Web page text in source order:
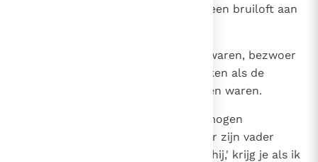
Daarna richtte hij voor het paar een bruiloft aan
Voordat de bruidsdagen voorbij waren, bezwoer
Raguël Tobias om pas te vertrekken als de
veertien bruiloftsdagen verstreken waren.
Dan zou hij de helft van zijn vermogen
ontvangen en gezond en wel naar zijn vader
kunnen terugkeren.' De rest,' zei hij,' krijg je als ik